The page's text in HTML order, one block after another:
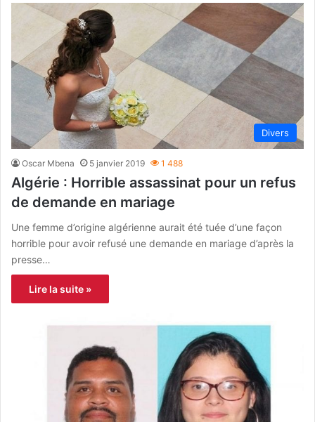
Divers
Oscar Mbena 5 janvier 2019 1 488
Algérie : Horrible assassinat pour un refus
de demande en mariage
Une femme d’origine algérienne aurait été tuée d’une façon
horrible pour avoir refusé une demande en mariage d’après la
presse…
Lire la suite »